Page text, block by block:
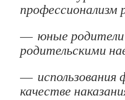
профессионализм
— юные
родительскими
— использования
качестве